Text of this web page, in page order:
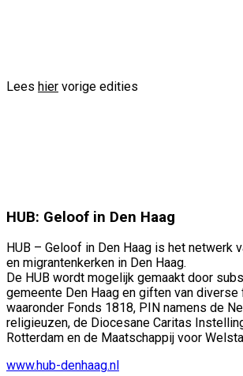
Lees hier vorige edities
HUB: Geloof in Den Haag
HUB – Geloof in Den Haag is het netwerk
en migrantenkerken in Den Haag.
De HUB wordt mogelijk gemaakt door
gemeente Den Haag en giften van diverse
waaronder Fonds 1818, PIN namens de
religieuzen, de Diocesane Caritas
Rotterdam en de Maatschappij voor
www.hub-denhaag.nl